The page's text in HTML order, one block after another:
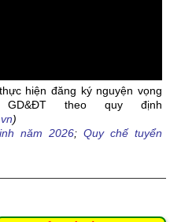
hiện đăng ký nguyện vọng
theo quy định
)
năm 2026; Quy chế tuyển